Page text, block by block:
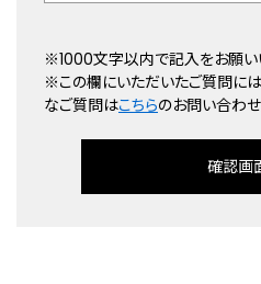
※1000文字以内で記入をお願い
※この欄にいただいたご質問に
なご質問はこちらのお問い合わ
確認画